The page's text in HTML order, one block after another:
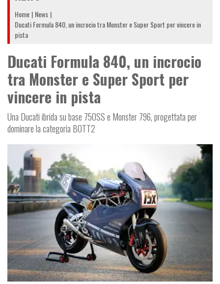
Home News
Ducati Formula 840, un incrocio tra Monster e Super Sport per vincere in
pista
Ducati Formula 840, un incrocio
tra Monster e Super Sport per
vincere in pista
Una Ducati ibrida su base 750SS e Monster 796, progettata per
dominare la categoria BOTT2